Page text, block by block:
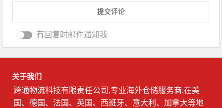
有回复时邮件通知我
关于我们
跨通物流科技有限责任公司,专业海外仓储服务商,在美
国、德国、法国、英国、西班牙、意大利、加拿大等地